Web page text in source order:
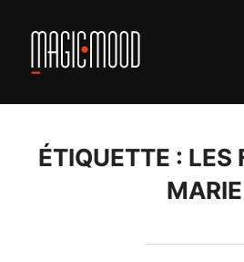
contenu
ÉTIQUETTE : LES
MARIE